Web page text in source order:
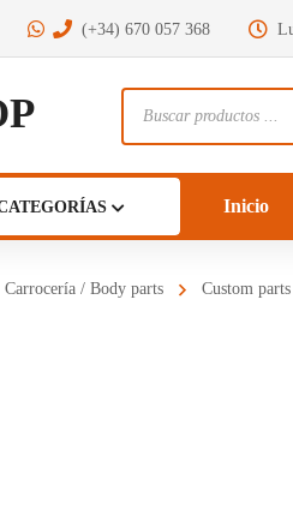
(+34) 670 057 368
de
productos
Inicio
Carrocería / Body parts Custom parts